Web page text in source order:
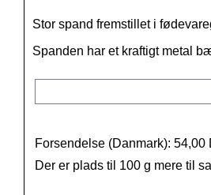
Stor spand fremstillet i
Spanden har et kraftigt metal
Forsendelse (Danmark): 54,00
Der er plads til 100 g mere til